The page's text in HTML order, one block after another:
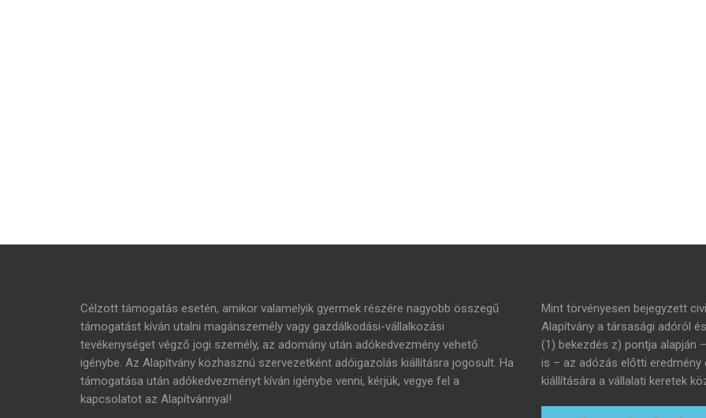
Célzott támogatás esetén, amikor valamelyik gyermek részére nagyobb összegű
támogatást kíván utalni magánszemély vagy gazdálkodási-vállalkozási
tevékenységet végző jogi személy, az adomány után adókedvezmény vehető
igénybe. Az Alapítvány közhasznú szervezetként adóigazolás kiállításra jogosult. Ha
támogatása után adókedvezményt kíván igénybe venni, kérjük, vegye fel a
kapcsolatot az Alapítvánnyal!
Mint törvényesen bejegyzett
Alapítvány a társasági adóról
(1) bekezdés z) pontja alapján
is – az adózás előtti
kiállítására a vállalati keretek